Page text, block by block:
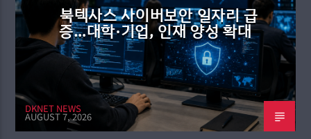
북텍사스 사이버보안 일자리 급
증…대학·기업, 인재 양성 확대
DKNET NEWS
AUGUST 7, 2026